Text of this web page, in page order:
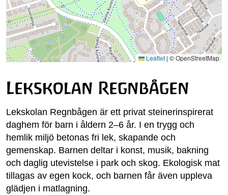
Leaflet | © OpenStreetMap
Lekskolan Regnbågen
Lekskolan Regnbågen är ett privat steinerinspirerat
daghem för barn i åldern 2–6 år. I en trygg och
hemlik miljö betonas fri lek, skapande och
gemenskap. Barnen deltar i konst, musik, bakning
och daglig utevistelse i park och skog. Ekologisk mat
tillagas av egen kock, och barnen får även uppleva
glädjen i matlagning.